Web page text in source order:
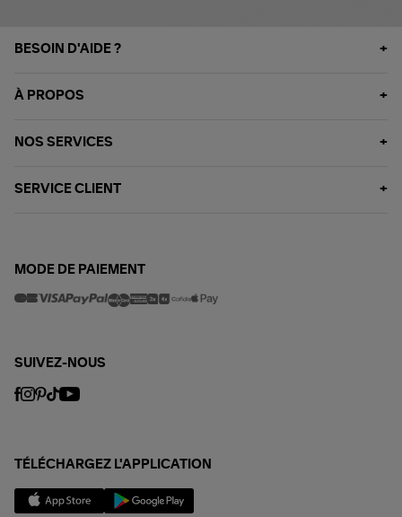
BESOIN D'AIDE ?
À PROPOS
NOS SERVICES
SERVICE CLIENT
MODE DE PAIEMENT
SUIVEZ-NOUS
TÉLÉCHARGEZ L'APPLICATION